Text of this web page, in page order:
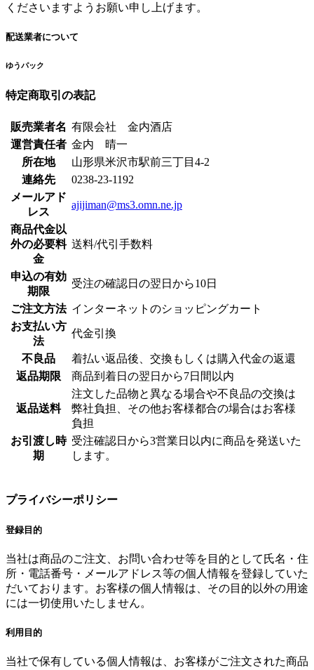
くださいますようお願い申し上げます。
配送業者について
ゆうパック
特定商取引の表記
販売業者名 有限会社 金内酒店
運営責任者 金内 晴一
所在地
山形県米沢市駅前三丁目4-2
連絡先
0238-23-1192
メールアド
レス
ajijiman@ms3.omn.ne.jp
商品代金以
外の必要料
金
送料/代引手数料
申込の有効
期限
受注の確認日の翌日から10日
ご注文方法 インターネットのショッピングカート
お支払い方
法
代金引換
不良品
着払い返品後、交換もしくは購入代金の返還
返品期限
商品到着日の翌日から7日間以内
返品送料
注文した品物と異なる場合や不良品の交換は
弊社負担、その他お客様都合の場合はお客様
負担
お引渡し時
期
受注確認日から3営業日以内に商品を発送いた
します。
プライバシーポリシー
登録目的
当社は商品のご注文、お問い合わせ等を目的として氏名・住
所・電話番号・メールアドレス等の個人情報を登録していた
だいております。お客様の個人情報は、その目的以外の用途
には一切使用いたしません。
利用目的
当社で保有している個人情報は、お客様がご注文された商品